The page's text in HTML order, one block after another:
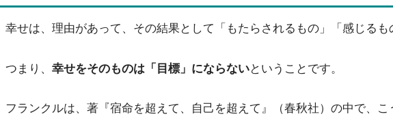
幸せは、理由があって、その結果として「もたらされるもの」「感じるも
つまり、 幸せをそのものは「目標」にならないということです。
フランクルは、著『宿命を超えて、自己を超えて』（春秋社）の中で、こ